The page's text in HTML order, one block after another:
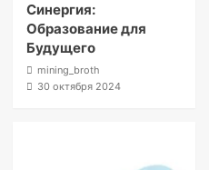
Синергия:
Образование для
Будущего
mining_broth
30 октября 2024